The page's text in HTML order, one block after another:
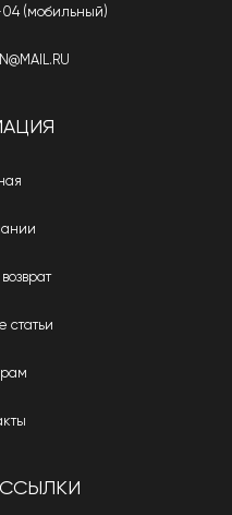
04 (мобильный)
статьи